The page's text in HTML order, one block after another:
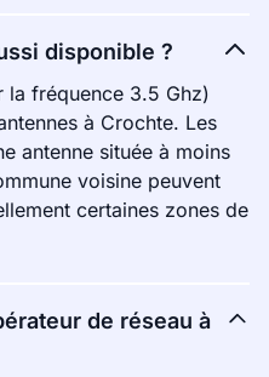
disponible ?
la fréquence 3.5 Ghz)
à Crochte. Les
antenne située à moins
voisine peuvent
certaines zones de
de réseau à